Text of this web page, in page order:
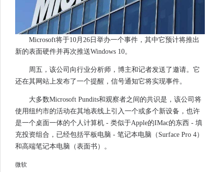
Microsoft将于10月26日举办一个事件，其中它预计将推出
新的表面硬件并再次推送Windows 10。
周五，该公司向行业分析师，博主和记者发送了邀请。它
还在其网站上发布了一个提醒，信号通知它将实现事件。
大多数Microsoft Pundits和观察者之间的共识是，该公司将
使用纽约市的活动在其地表线上引入一个或多个新设备，也许
是一个桌面一体的个人计算机 - 类似于Apple的IMac的东西 - 填
充投资组合，已经包括平板电脑 - 笔记本电脑（Surface Pro 4）
和高端笔记本电脑（表面书）。
微软